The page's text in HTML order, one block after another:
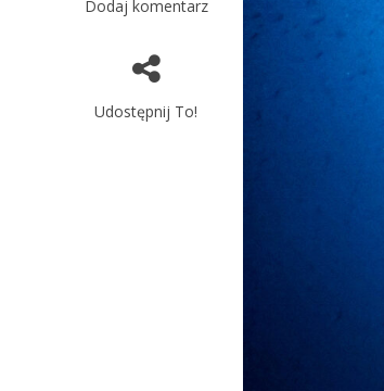
Dodaj komentarz
Udostępnij To!